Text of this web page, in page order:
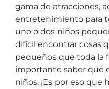
gama de atracciones,
entretenimiento para
uno o dos niños
difícil encontrar cosas
pequeños que toda la
importante saber qué
niños. ¡Es por eso